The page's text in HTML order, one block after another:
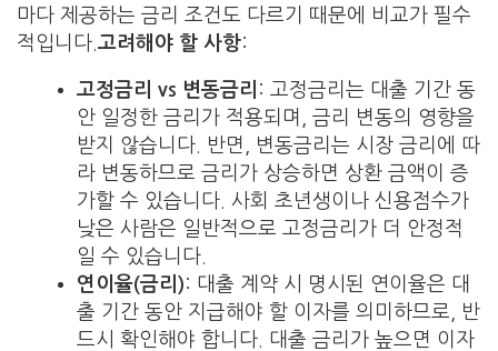
마다 제공하는 금리 조건도 다르기 때문에 비교가 필수
적입니다. 고려해야 할 사항:
고정금리 vs 변동금리 : 고정금리는 대출 기간 동
안 일정한 금리가 적용되며, 금리 변동의 영향을
받지 않습니다. 반면, 변동금리는 시장 금리에 따
라 변동하므로 금리가 상승하면 상환 금액이 증
가할 수 있습니다. 사회 초년생이나 신용점수가
낮은 사람은 일반적으로 고정금리가 더 안정적
일 수 있습니다.
연이율(금리): 대출 계약 시 명시된 연이율은 대
출 기간 동안 지급해야 할 이자를 의미하므로, 반
드시 확인해야 합니다. 대출 금리가 높으면 이자